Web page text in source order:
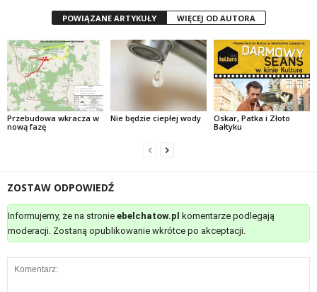
POWIĄZANE ARTYKUŁY WIĘCEJ OD AUTORA
Przebudowa wkracza w
nową fazę
Nie będzie ciepłej wody
Oskar, Patka i Złoto
Bałtyku
ZOSTAW ODPOWIEDŹ
Informujemy, że na stronie ebelchatow.pl
komentarze podlegają
moderacji. Zostaną opublikowanie wkrótce po akceptacji.